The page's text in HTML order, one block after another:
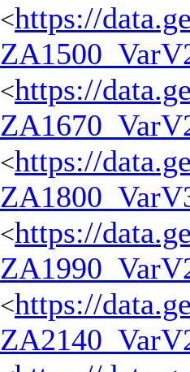
<https://
<https://
<https://
<https://
<https://